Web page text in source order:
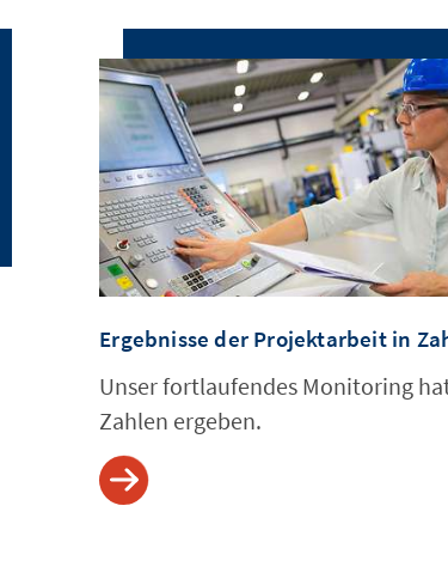
Ergebnisse der Projektarbeit in
Unser fortlaufendes Monitoring
Zahlen ergeben.